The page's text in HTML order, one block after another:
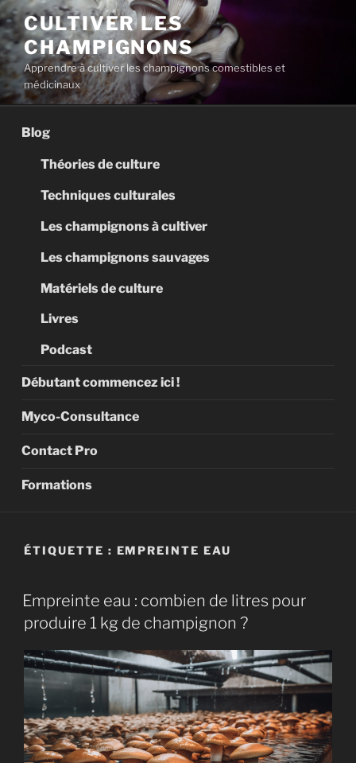
Aller
au
contenu
principal
CULTIVER LES
CHAMPIGNONS
Apprendre à cultiver les champignons comestibles et
médicinaux
Blog
Théories de culture
Techniques culturales
Les champignons à cultiver
Les champignons sauvages
Matériels de culture
Livres
Podcast
Débutant commencez ici !
Myco-Consultance
Contact Pro
Formations
ÉTIQUETTE : EMPREINTE EAU
Empreinte eau : combien de litres pour
produire 1 kg de champignon ?